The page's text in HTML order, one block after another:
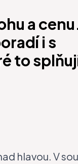
a
i s
to
hlavou. V